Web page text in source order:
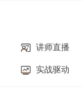
讲师直播
实战驱动